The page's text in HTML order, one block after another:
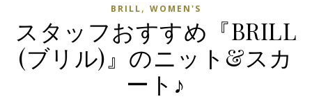
BRILL, WOMEN'S
スタッフおすすめ『BRILL
(ブリル)』のニット&スカ
ート♪